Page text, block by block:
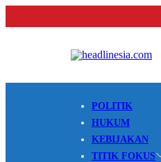
POLITIK
HUKUM
KEBIJAKAN
TITIK FOKUS